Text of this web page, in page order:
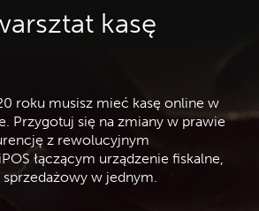
kasę
roku musisz mieć kasę online w
Przygotuj się na zmiany w prawie
z rewolucyjnym
łączącym urządzenie fiskalne,
w jednym.